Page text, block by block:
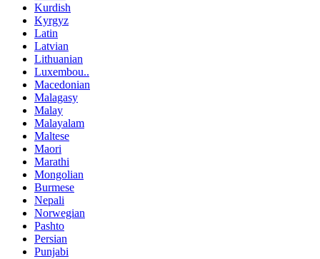
Kurdish
Kyrgyz
Latin
Latvian
Lithuanian
Luxembou..
Macedonian
Malagasy
Malay
Malayalam
Maltese
Maori
Marathi
Mongolian
Burmese
Nepali
Norwegian
Pashto
Persian
Punjabi